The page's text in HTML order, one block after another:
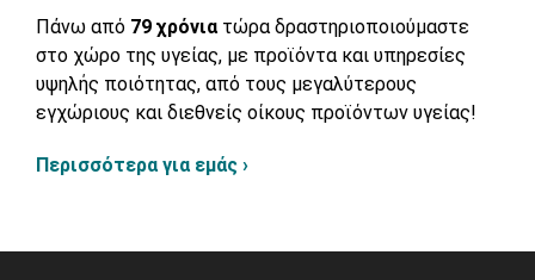
Πάνω από 79 χρόνια τώρα δραστηριοποιούμαστε
στο χώρο της υγείας, με προϊόντα και υπηρεσίες
υψηλής ποιότητας, από τους μεγαλύτερους
εγχώριους και διεθνείς οίκους προϊόντων υγείας!
Περισσότερα για εμάς ›